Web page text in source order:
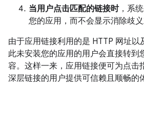
当用户点击匹配的链接时，系
您的应用，而不会显示消除歧义
由于应用链接利用的是 HTTP 网址以
此未安装您的应用的用户会直接转到
容。这样一来，应用链接便可为点击
深层链接的用户提供可信赖且顺畅的